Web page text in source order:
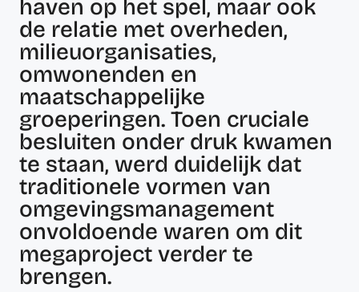
haven op het spel, maar ook
de relatie met overheden,
milieuorganisaties,
omwonenden en
maatschappelijke
groeperingen. Toen cruciale
besluiten onder druk kwamen
te staan, werd duidelijk dat
traditionele vormen van
omgevingsmanagement
onvoldoende waren om dit
megaproject verder te
brengen.